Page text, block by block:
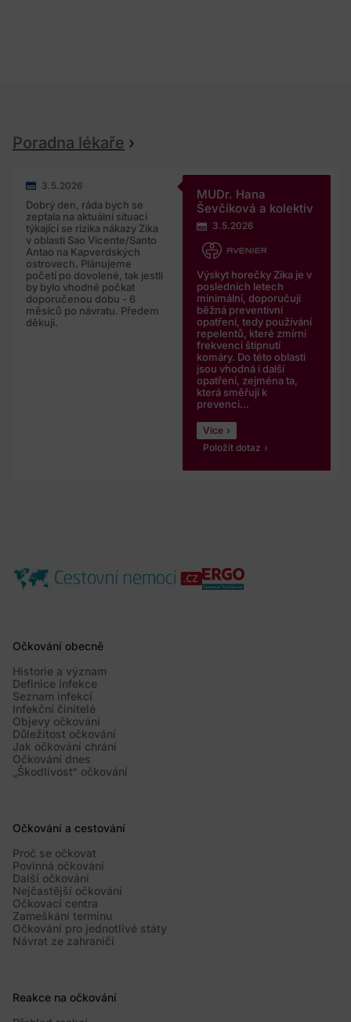
Poradna lékaře
3.5.2026
Dobrý den, ráda bych se
zeptala na aktuální situaci
týkající se rizika nákazy Zika
v oblasti Sao Vicente/Santo
Antao na Kapverdských
ostrovech. Plánujeme
početí po dovolené, tak jestli
by bylo vhodné počkat
doporučenou dobu - 6
měsíců po návratu. Předem
děkuji.
MUDr. Hana
Ševčíková a kolektiv
3.5.2026
Výskyt horečky Zika je v
posledních letech
minimální, doporučuji
běžná preventivní
opatření, tedy používání
repelentů, které zmírní
frekvenci štípnutí
komáry. Do této oblasti
jsou vhodná i další
opatření, zejména ta,
která směřují k
prevenci...
Více
Položit dotaz
Očkování obecně
Historie a význam
Definice infekce
Seznam infekcí
Infekční činitelé
Objevy očkování
Důležitost očkování
Jak očkování chrání
Očkování dnes
„Škodlivost“ očkování
Očkování a cestování
Proč se očkovat
Povinná očkování
Další očkování
Nejčastější očkování
Očkovací centra
Zameškání termínu
Očkování pro jednotlivé státy
Návrat ze zahraničí
Reakce na očkování